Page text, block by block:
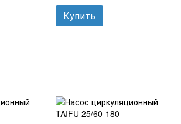
Купить